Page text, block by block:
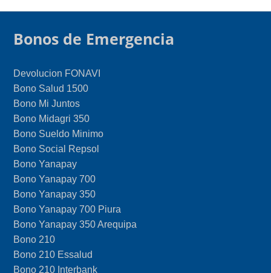
Bonos de Emergencia
Devolucion FONAVI
Bono Salud 1500
Bono Mi Juntos
Bono Midagri 350
Bono Sueldo Minimo
Bono Social Repsol
Bono Yanapay
Bono Yanapay 700
Bono Yanapay 350
Bono Yanapay 700 Piura
Bono Yanapay 350 Arequipa
Bono 210
Bono 210 Essalud
Bono 210 Interbank